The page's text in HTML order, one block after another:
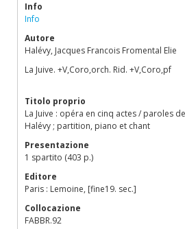
Info
Info
Autore
Halévy, Jacques Francois Fromental Elie
La Juive. +V,Coro,orch. Rid. +V,Coro,pf
Titolo proprio
La Juive : opéra en cinq actes / paroles
Halévy ; partition, piano et chant
Presentazione
1 spartito (403 p.)
Editore
Paris : Lemoine, [fine19. sec.]
Collocazione
FABBR.92